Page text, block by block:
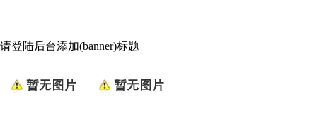
请登陆后台添加(banner)标题